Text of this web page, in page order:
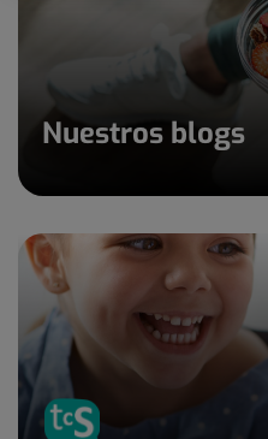
Nuestros blogs